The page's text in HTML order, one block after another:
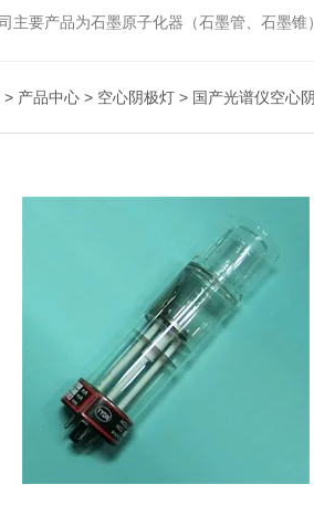
产品为石墨原子化器（石墨管、石墨锥）、元素空心阴极灯、氘灯、空心
> 产品中心 > 空心阴极灯 > 国产光谱仪空心